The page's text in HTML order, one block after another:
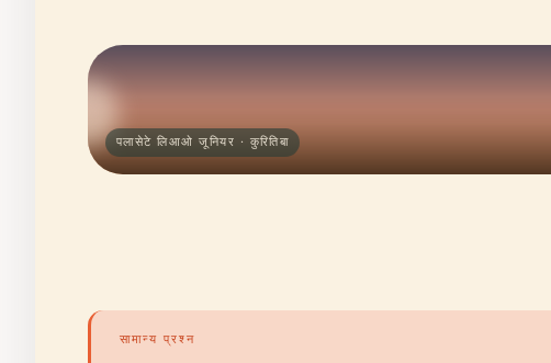
पलासेटे लिआओ जूनियर · कुरितिबा
सामान्य प्रश्न